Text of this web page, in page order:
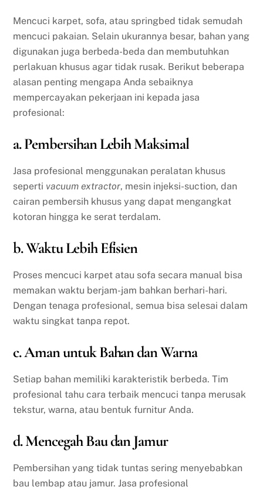
Mencuci karpet, sofa, atau springbed tidak semudah
mencuci pakaian. Selain ukurannya besar, bahan yang
digunakan juga berbeda-beda dan membutuhkan
perlakuan khusus agar tidak rusak. Berikut beberapa
alasan penting mengapa Anda sebaiknya
mempercayakan pekerjaan ini kepada jasa
profesional:
a. Pembersihan Lebih Maksimal
Jasa profesional menggunakan peralatan khusus
seperti vacuum extractor, mesin injeksi-suction, dan
cairan pembersih khusus yang dapat mengangkat
kotoran hingga ke serat terdalam.
b. Waktu Lebih Efisien
Proses mencuci karpet atau sofa secara manual bisa
memakan waktu berjam-jam bahkan berhari-hari.
Dengan tenaga profesional, semua bisa selesai dalam
waktu singkat tanpa repot.
c. Aman untuk Bahan dan Warna
Setiap bahan memiliki karakteristik berbeda. Tim
profesional tahu cara terbaik mencuci tanpa merusak
tekstur, warna, atau bentuk furnitur Anda.
d. Mencegah Bau dan Jamur
Pembersihan yang tidak tuntas sering menyebabkan
bau lembap atau jamur. Jasa profesional